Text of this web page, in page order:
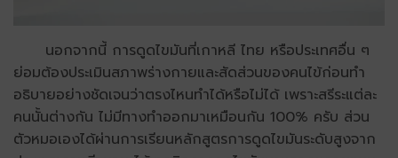
นอกจากนี้ การดูดไขมันที่เกาหลี ไทย หรือประเทศอื่น ๆ
ย่อมต้องประเมินสภาพร่างกายและสัดส่วนของคนไข้ก่อนทำ
อธิบายอย่างชัดเจนว่าตรงไหนทำได้หรือไม่ได้ เพราะสรีระแต่ละ
คนนั้นต่างกัน ไม่มีทางทำออกมาเหมือนกัน 100% ครับ ส่วน
ตัวหมอเองได้ผ่านการเรียนหลักสูตรการดูดไขมันระดับสูงจาก